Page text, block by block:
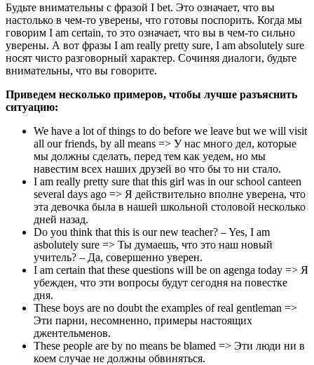
Будьте внимательны с фразой I bet. Это означает, что вы
настолько в чем-то уверены, что готовы поспорить. Когда мы
говорим I am certain, то это означает, что вы в чем-то сильно
уверены. А вот фразы I am really pretty sure, I am absolutely sure
носят чисто разговорный характер. Сочиняя диалоги, будьте
внимательны, что вы говорите.
Приведем несколько примеров, чтобы лучше разъяснить
ситуацию:
We have a lot of things to do before we leave but we will visit
all our friends, by all means => У нас много дел, которые
мы должны сделать, перед тем как уедем, но мы
навестим всех наших друзей во что бы то ни стало.
I am really pretty sure that this girl was in our school canteen
several days ago => Я действительно вполне уверена, что
эта девочка была в нашей школьной столовой несколько
дней назад.
Do you think that this is our new teacher? – Yes, I am
asbolutely sure => Ты думаешь, что это наш новый
учитель? – Да, совершенно уверен.
I am certain that these questions will be on agenga today => Я
убежден, что эти вопросы будут сегодня на повестке
дня.
These boys are no doubt the examples of real gentleman =>
Эти парни, несомненно, примеры настоящих
джентельменов.
These people are by no means be blamed => Эти люди ни в
коем случае не должны обвиняться.